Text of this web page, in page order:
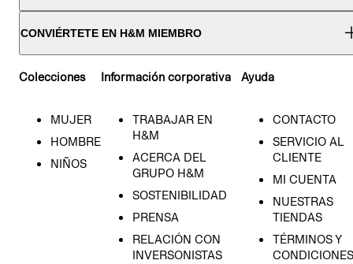
CONVIÉRTETE EN H&M MIEMBRO
Colecciones
MUJER
HOMBRE
NIÑOS
Información corporativa
TRABAJAR EN
H&M
ACERCA DEL
GRUPO H&M
SOSTENIBILIDAD
PRENSA
RELACIÓN CON
INVERSONISTAS
Ayuda
CONTACTO
SERVICIO AL
CLIENTE
MI CUENTA
NUESTRAS
TIENDAS
TÉRMINOS Y
CONDICIONES